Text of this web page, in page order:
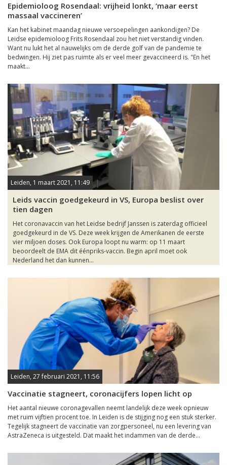
Epidemioloog Rosendaal: vrijheid lonkt, ‘maar eerst
massaal vaccineren’
Kan het kabinet maandag nieuwe versoepelingen aankondigen? De
Leidse epidemioloog Frits Rosendaal zou het niet verstandig vinden.
Want nu lukt het al nauwelijks om de derde golf van de pandemie te
bedwingen. Hij ziet pas ruimte als er veel meer gevaccineerd is. "En het
maakt...
Leiden, 1 maart 2021, 11:49
Leids vaccin goedgekeurd in VS, Europa beslist over
tien dagen
Het coronavaccin van het Leidse bedrijf Janssen is zaterdag officieel
goedgekeurd in de VS. Deze week krijgen de Amerikanen de eerste
vier miljoen doses. Ook Europa loopt nu warm: op 11 maart
beoordeelt de EMA dit éénpriks-vaccin. Begin april moet ook
Nederland het dan kunnen...
Leiden, 27 februari 2021, 11:56
Vaccinatie stagneert, coronacijfers lopen licht op
Het aantal nieuwe coronagevallen neemt landelijk deze week opnieuw
met ruim vijftien procent toe. In Leiden is de stijging nog een stuk sterker.
Tegelijk stagneert de vaccinatie van zorgpersoneel, nu een levering van
AstraZeneca is uitgesteld. Dat maakt het indammen van de derde...